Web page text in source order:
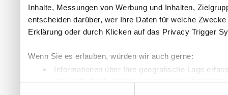
Inhalte, Messungen von Werbung und Inhalten,
entscheiden darüber, wer Ihre Daten für welche
Erklärung oder durch Klicken auf das Privacy Trigger
Wenn Sie es erlauben, würden wir auch gerne:
Informationen über Ihre geografische Lage
Ihr Gerät durch aktives Scannen nach